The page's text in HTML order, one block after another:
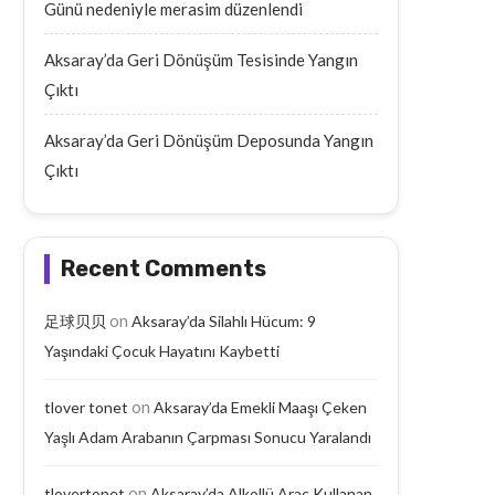
Günü nedeniyle merasim düzenlendi
Aksaray’da Geri Dönüşüm Tesisinde Yangın
Çıktı
Aksaray’da Geri Dönüşüm Deposunda Yangın
Çıktı
Recent Comments
足球贝贝 on Aksaray’da Silahlı Hücum: 9
Yaşındaki Çocuk Hayatını Kaybetti
tlover tonet on Aksaray’da Emekli Maaşı Çeken
Yaşlı Adam Arabanın Çarpması Sonucu Yaralandı